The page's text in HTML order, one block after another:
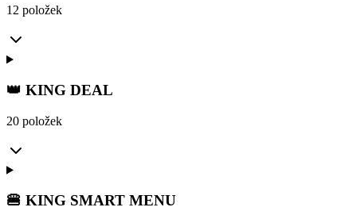
12 položek
👑 KING DEAL
20 položek
🍔 KING SMART MENU